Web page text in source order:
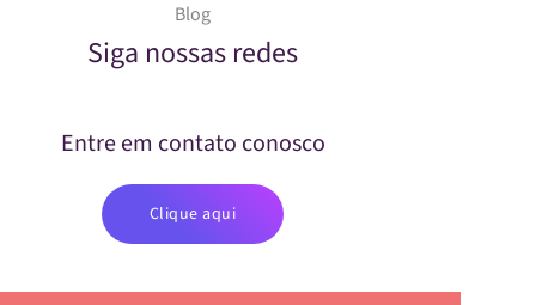
Blog
Siga nossas redes
Entre em contato conosco
Clique aqui